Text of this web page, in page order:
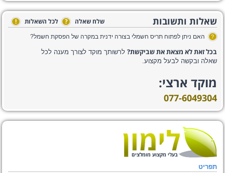
שאלות ותשובות לכל השאלות ! שלח שאלה ?
? האם ניתן לפתוח תריס חשמלי בצורה ידנית במקרה של הפסקת חשמל?
בכל זאת לא מצאת את שביקשת? לרשותך מוקד לצורך מענה לכל
שאלה ובקשה לבעל מקצוע.
מוקד ארצי:
077-6049304
בעלי מקצוע מומלצים
תפריט